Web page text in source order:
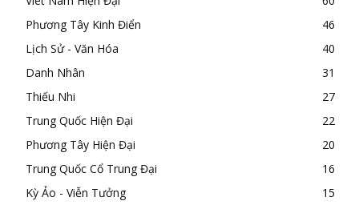
Phương Tây Kinh Điển
46
Lịch Sử - Văn Hóa
40
Danh Nhân
31
Thiếu Nhi
27
Trung Quốc Hiện Đại
22
Phương Tây Hiện Đại
20
Trung Quốc Cổ Trung Đại
16
Kỳ Ảo - Viễn Tưởng
15